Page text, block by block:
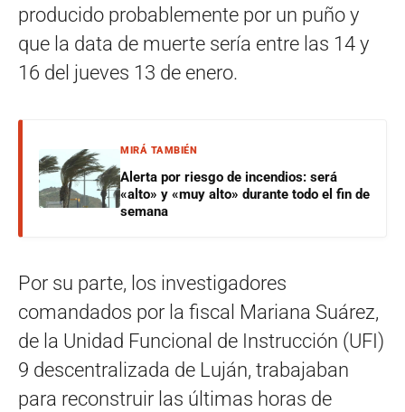
producido probablemente por un puño y
que la data de muerte sería entre las 14 y
16 del jueves 13 de enero.
MIRÁ TAMBIÉN
Alerta por riesgo de incendios: será
«alto» y «muy alto» durante todo el fin de
semana
Por su parte, los investigadores
comandados por la fiscal Mariana Suárez,
de la Unidad Funcional de Instrucción (UFI)
9 descentralizada de Luján, trabajaban
para reconstruir las últimas horas de